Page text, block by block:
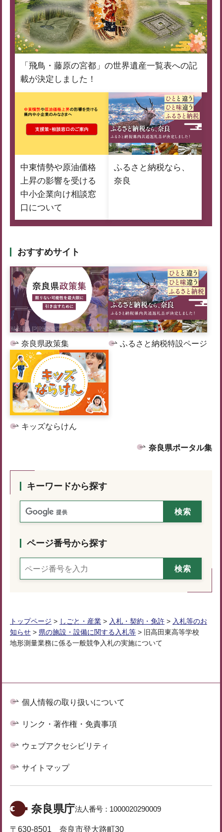
「飛鳥・藤原の宮都」の世界遺産一覧表への記
載が決定しました！
中東情勢や原油価格
上昇の影響を受ける
中小企業向け相談窓
口について
ふるさと納税なら、
奈良
おすすめサイト
奈良県政策集 ふるさと納税特設ページ
キッズならけん
奈良県ポータル集
キーワードから探す
ページ番号から探す
トップページ > しごと・産業 > 入札・契約・免許 > 入札等のお
知らせ > 県の施設・設備に関する入札等 > 旧高田東高等学校
地形測量業務に係る一般競争入札の実施について
個人情報の取り扱いについて
リンク・著作権・免責事項
ウェブアクセシビリティ
サイトマップ
奈良県庁法人番号： 1000020290009
〒630-8501 奈良市登大路町30